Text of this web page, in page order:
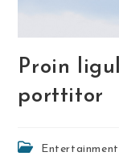
Proin
porttitor
PostEntertainment